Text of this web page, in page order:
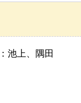
池上、隅田